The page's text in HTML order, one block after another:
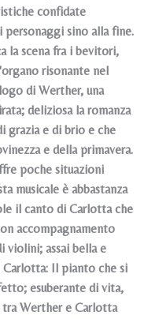
confidate
personaggi sino alla fine.
la scena fra i bevitori,
risonante nel
di Werther, una
deliziosa la romanza
grazia e di brio e che
e della primavera.
poche situazioni
musicale è abbastanza
il canto di Carlotta che
accompagnamento
violini; assai bella e
Carlotta: Il pianto che si
esuberante di vita,
Werther e Carlotta